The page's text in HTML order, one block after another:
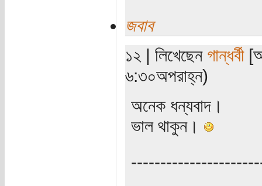
জবাব
১২ | লিখেছেন গান্ধর্বী
৬:৩০অপরাহ্ন)
অনেক ধন্যবাদ।
ভাল থাকুন।